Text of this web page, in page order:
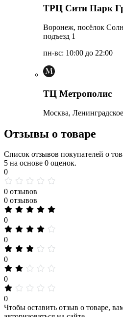
ТРЦ Сити Парк
Воронеж, посёлок
подъезд 1
пн-вс: 10:00 до 22:00
ТЦ Метрополис
Москва,
Отзывы о товаре
Список отзывов покупателей о
5 на основе 0 оценок.
0
0 отзывов
0 отзывов
0
0
0
0
0
Чтобы оставить отзыв о товаре,